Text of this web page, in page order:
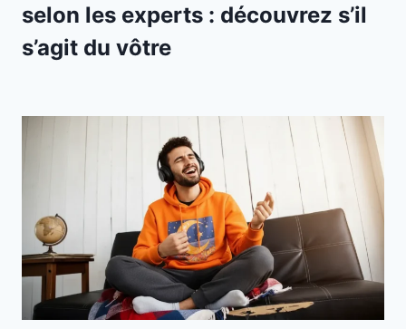
selon les experts : découvrez s’il
s’agit du vôtre